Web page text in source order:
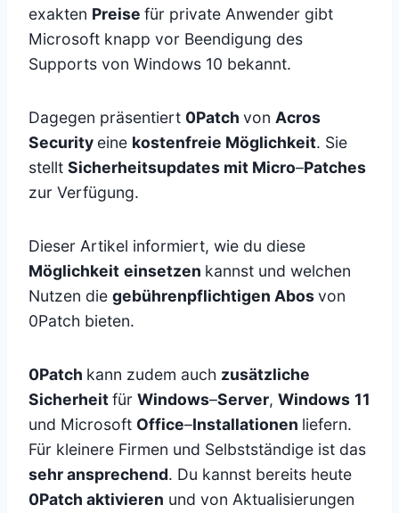
exakten Preise für private Anwender gibt
Microsoft knapp vor Beendigung des
Supports von Windows 10 bekannt.
Dagegen präsentiert 0Patch von Acros
Security eine kostenfreie Möglichkeit. Sie
stellt Sicherheitsupdates mit Micro–Patches
zur Verfügung.
Dieser Artikel informiert, wie du diese
Möglichkeit einsetzen kannst und welchen
Nutzen die gebührenpflichtigen Abosvon
0Patch bieten.
0Patch kann zudem auch zusätzliche
Sicherheitfür Windows–Server, Windows 11
und Microsoft Office–Installationen liefern.
Für kleinere Firmen und Selbstständige ist das
sehr ansprechend. Du kannst bereits heute
0Patch aktivieren und von Aktualisierungen